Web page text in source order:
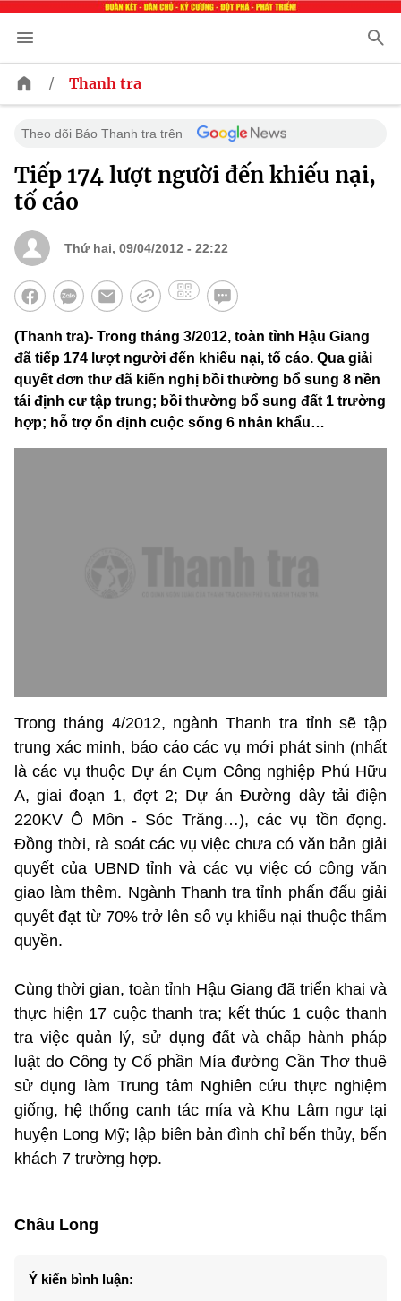
/ Thanh tra
Theo dõi Báo Thanh tra trên
Tiếp 174 lượt người đến khiếu nại,
tố cáo
Thứ hai, 09/04/2012 - 22:22
(Thanh tra)- Trong tháng 3/2012, toàn tỉnh Hậu Giang
đã tiếp 174 lượt người đến khiếu nại, tố cáo. Qua giải
quyết đơn thư đã kiến nghị bồi thường bổ sung 8 nền
tái định cư tập trung; bồi thường bổ sung đất 1 trường
hợp; hỗ trợ ổn định cuộc sống 6 nhân khẩu…
Trong tháng 4/2012, ngành Thanh tra tỉnh sẽ tập
trung xác minh, báo cáo các vụ mới phát sinh (nhất
là các vụ thuộc Dự án Cụm Công nghiệp Phú Hữu
A, giai đoạn 1, đợt 2; Dự án Đường dây tải điện
220KV Ô Môn - Sóc Trăng…), các vụ tồn đọng.
Đồng thời, rà soát các vụ việc chưa có văn bản giải
quyết của UBND tỉnh và các vụ việc có công văn
giao làm thêm. Ngành Thanh tra tỉnh phấn đấu giải
quyết đạt từ 70% trở lên số vụ khiếu nại thuộc thẩm
quyền.
Cùng thời gian, toàn tỉnh Hậu Giang đã triển khai và
thực hiện 17 cuộc thanh tra; kết thúc 1 cuộc thanh
tra việc quản lý, sử dụng đất và chấp hành pháp
luật do Công ty Cổ phần Mía đường Cần Thơ thuê
sử dụng làm Trung tâm Nghiên cứu thực nghiệm
giống, hệ thống canh tác mía và Khu Lâm ngư tại
huyện Long Mỹ; lập biên bản đình chỉ bến thủy, bến
khách 7 trường hợp.
Châu Long
Ý kiến bình luận: